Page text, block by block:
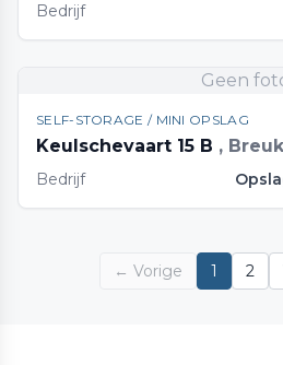
Bedrijf
Geen
SELF-STORAGE / MINI OPSLAG
Keulschevaart 15 B ,
Bedrijf
← Vorige 1 2